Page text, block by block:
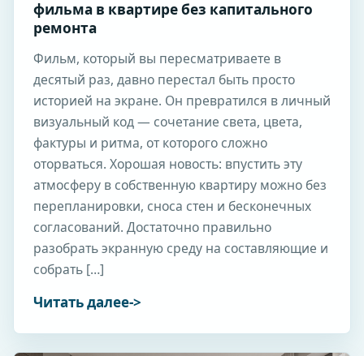
фильма в квартире без капитального
ремонта
Фильм, который вы пересматриваете в
десятый раз, давно перестал быть просто
историей на экране. Он превратился в личный
визуальный код — сочетание света, цвета,
фактуры и ритма, от которого сложно
оторваться. Хорошая новость: впустить эту
атмосферу в собственную квартиру можно без
перепланировки, сноса стен и бесконечных
согласований. Достаточно правильно
разобрать экранную среду на составляющие и
собрать […]
Читать далее